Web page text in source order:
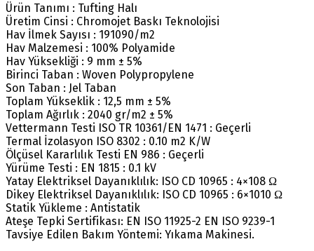
Ürün Tanımı : Tufting Halı
Üretim Cinsi : Chromojet Baskı Teknolojisi
Hav İlmek Sayısı : 191090/m2
Hav Malzemesi : 100% Polyamide
Hav Yüksekliği : 9 mm ± 5%
Birinci Taban : Woven Polypropylene
Son Taban : Jel Taban
Toplam Yükseklik : 12,5 mm ± 5%
Toplam Ağırlık : 2040 gr/m2 ± 5%
Vettermann Testi ISO TR 10361/EN 1471 : Geçerli
Termal İzolasyon ISO 8302 : 0.10 m2 K/W
Ölçüsel Kararlılık Testi EN 986 : Geçerli
Yürüme Testi : EN 1815 : 0.1 kV
Yatay Elektriksel Dayanıklılık: ISO CD 10965 : 4×108 Ω
Dikey Elektriksel Dayanıklılık: ISO CD 10965 : 6×1010 Ω
Statik Yükleme : Antistatik
Ateşe Tepki Sertifikası: EN ISO 11925-2 EN ISO 9239-1
Tavsiye Edilen Bakım Yöntemi: Yıkama Makinesi.